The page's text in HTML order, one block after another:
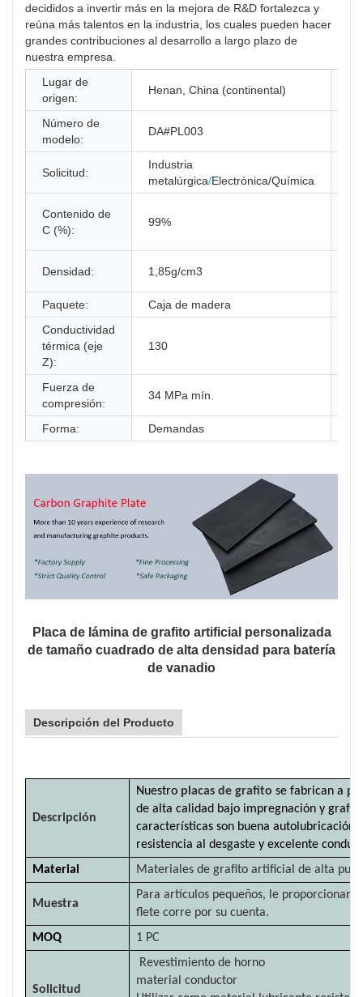
decididos a invertir más en la mejora de R&D fortalezca y
reúna más talentos en la industria, los cuales pueden hacer
grandes contribuciones al desarrollo a largo plazo de
nuestra empresa.
Lugar de
origen:
Henan, China (continental)
Número de
modelo:
DA#PL003
Solicitud:
Industria
metalúrgica/Electrónica/Química
Contenido de
C (%):
99%
Densidad: 1,85g/cm3
Paquete:
Caja de madera
Conductividad
térmica (eje
Z):
130
Fuerza de
compresión:
34 MPa mín.
Forma:
Demandas
Placa de lámina de grafito artificial personalizada
de tamaño cuadrado de alta densidad para batería
de vanadio
Descripción del Producto
Descripción
Nuestro placas de grafito se fabrican a
de alta calidad bajo impregnación y
características son buena
resistencia al desgaste y excelente
Material
Materiales de grafito artificial de alta
Muestra
Para artículos pequeños, le
flete corre por su cuenta.
MOQ
1 PC
Solicitud
Revestimiento de horno
material conductor